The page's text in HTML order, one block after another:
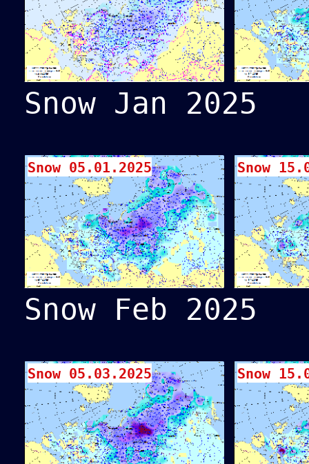
Snow Jan 2025
Snow 05.01.2025 Snow
Snow Feb 2025
Snow 05.03.2025 Snow